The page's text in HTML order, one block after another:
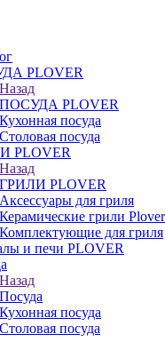
PLOVER
Назад
ПОСУДА PLOVER
Кухонная посуда
Столовая посуда
PLOVER
Назад
ГРИЛИ PLOVER
Аксессуары для гриля
Керамические грили Plover
Комплектующие для гриля
и печи PLOVER
Назад
Посуда
Кухонная посуда
Столовая посуда